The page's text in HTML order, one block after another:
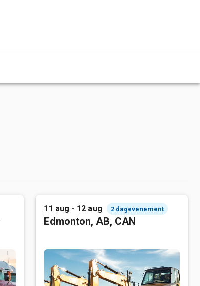
11 aug - 12 aug 2 dagevenement
Edmonton, AB, CAN